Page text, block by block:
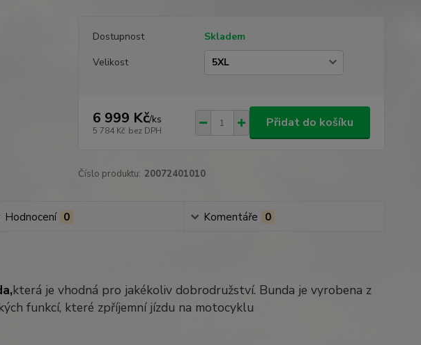
Dostupnost
Skladem
Velikost
6 999 Kč/ks
5 784 Kč bez DPH
Přidat do košíku
Číslo produktu: 20072401010
Hodnocení 0 Komentáře 0
která je vhodná pro jakékoliv dobrodružství. Bunda je vyrobena z
funkcí, které zpříjemní jízdu na motocyklu